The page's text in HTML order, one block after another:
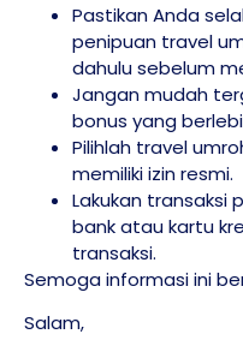
Pastikan Anda
penipuan travel
dahulu sebelum
Jangan mudah
bonus yang
Pilihlah travel
memiliki izin resmi.
Lakukan transaksi
bank atau kartu
transaksi.
Semoga informasi ini
Salam,